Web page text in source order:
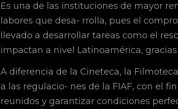
Es una de las instituciones de mayor
labores que desa- rrolla, pues el
llevado a desarrollar tareas como el
impactan a nivel Latinoamérica,
A diferencia de la Cineteca, la
a las regulacio- nes de la FIAF, con el
reunidos y garantizar condiciones